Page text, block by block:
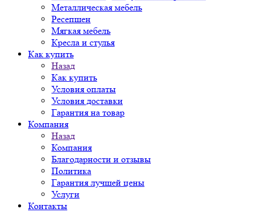
Металлическая мебель
Ресепшен
Мягкая мебель
Кресла и стулья
Как купить
Назад
Как купить
Условия оплаты
Условия доставки
Гарантия на товар
Компания
Назад
Компания
Благодарности и отзывы
Политика
Гарантия лучшей цены
Услуги
Контакты